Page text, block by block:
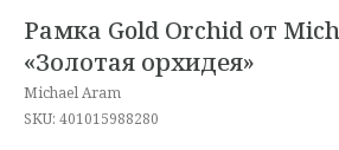
Рамка Gold Orchid от
«Золотая орхидея»
Michael Aram
SKU: 401015988280